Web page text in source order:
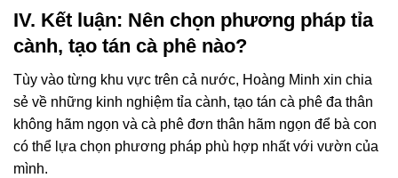
IV. Kết luận: Nên chọn phương pháp tỉa
cành, tạo tán cà phê nào?
Tùy vào từng khu vực trên cả nước, Hoàng Minh xin chia
sẻ về những kinh nghiệm tỉa cành, tạo tán cà phê đa thân
không hãm ngọn và cà phê đơn thân hãm ngọn để bà con
có thể lựa chọn phương pháp phù hợp nhất với vườn của
mình.